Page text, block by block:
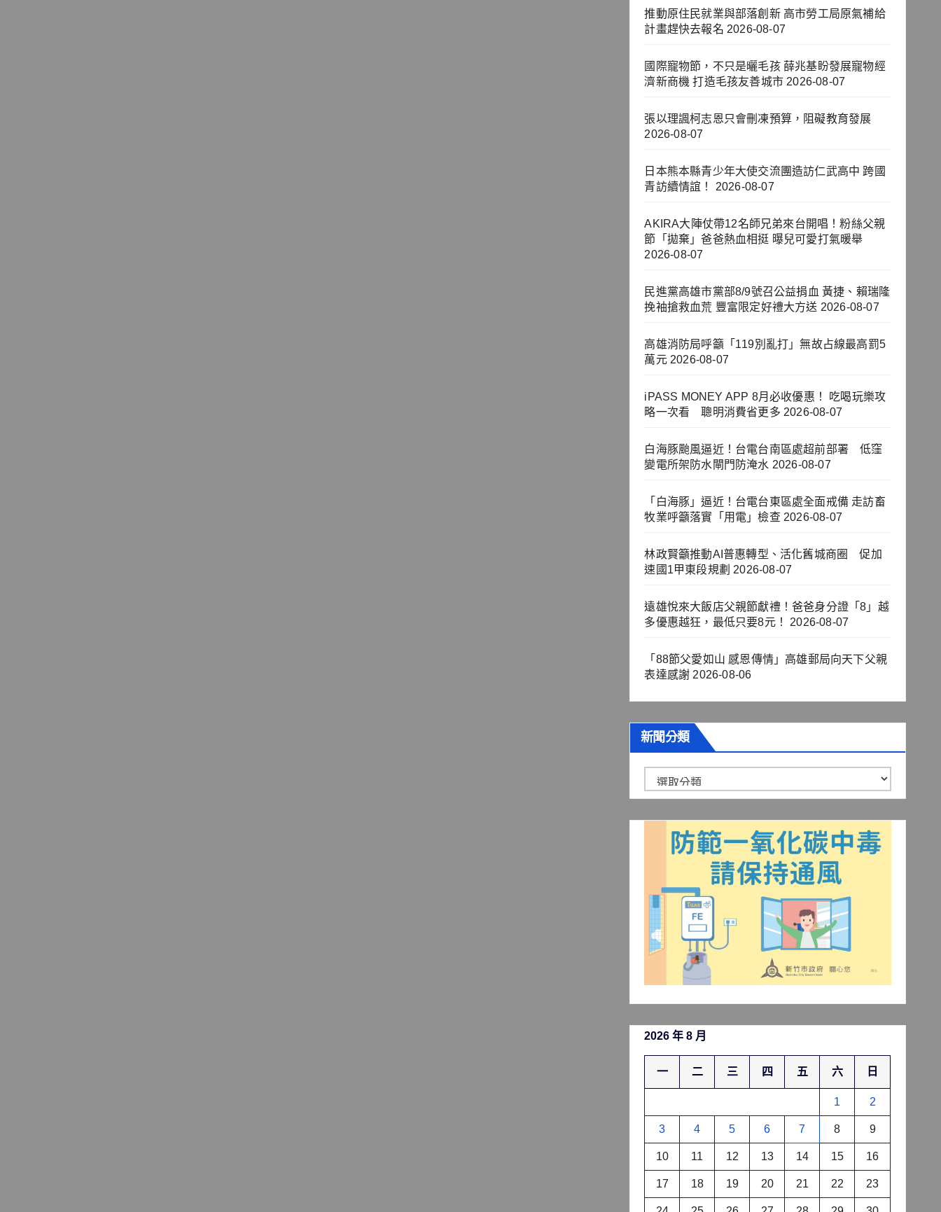
推動原住民就業與部落創新 高市勞工局原氣補給
計畫趕快去報名 2026-08-07
國際寵物節，不只是曬毛孩 薛兆基盼發展寵物經
濟新商機 打造毛孩友善城市 2026-08-07
張以理諷柯志恩只會刪凍預算，阻礙教育發展
2026-08-07
日本熊本縣青少年大使交流團造訪仁武高中 跨國
青訪續情誼！
2026-08-07
AKIRA大陣仗帶12名師兄弟來台開唱！粉絲父親
節「拋棄」爸爸熱血相挺 曝兒可愛打氣暖舉
2026-08-07
民進黨高雄市黨部8/9號召公益捐血 黃捷、賴瑞隆
挽袖搶救血荒 豐富限定好禮大方送 2026-08-07
高雄消防局呼籲「119別亂打」無故占線最高罰5
萬元 2026-08-07
iPASS MONEY APP 8月必收優惠！ 吃喝玩樂攻
略一次看 聰明消費省更多 2026-08-07
白海豚颱風逼近！台電台南區處超前部署 低窪
變電所架防水閘門防淹水 2026-08-07
「白海豚」逼近！台電台東區處全面戒備 走訪畜
牧業呼籲落實「用電」檢查 2026-08-07
林政賢籲推動AI普惠轉型、活化舊城商圈 促加
速國1甲東段規劃 2026-08-07
遠雄悅來大飯店父親節獻禮！爸爸身分證「8」越
多優惠越狂，最低只要8元！
2026-08-07
「88節父愛如山 感恩傳情」高雄郵局向天下父親
表達感謝 2026-08-06
新聞分類
聞
分
2026 年 8 月
一 二 三 四 五 六 日
1 2
3 4 5 6 7 8 9
10 11 12 13 14 15 16
17 18 19 20 21 22 23